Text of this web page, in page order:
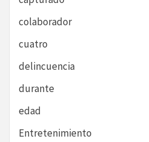
colaborador
cuatro
delincuencia
durante
edad
Entretenimiento